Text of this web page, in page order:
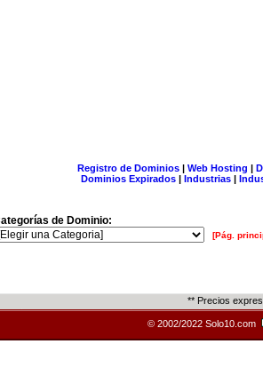
Registro de Dominios| Web Hosting |
Dominios Expirados | Industrias |
de Dominio:
[Pág.
** Precios
© 2002/2022 Solo10.com